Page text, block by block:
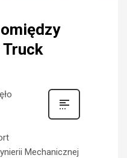
Truck
Mechanicznej